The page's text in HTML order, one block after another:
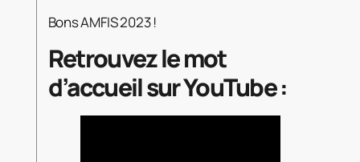
Bons AMFIS 2023 !
Retrouvez le mot
d’accueil sur YouTube :